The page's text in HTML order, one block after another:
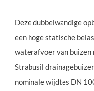
Deze dubbelwandige
een hoge statische
waterafvoer van buizen
Strabusil
nominale wijdtes DN